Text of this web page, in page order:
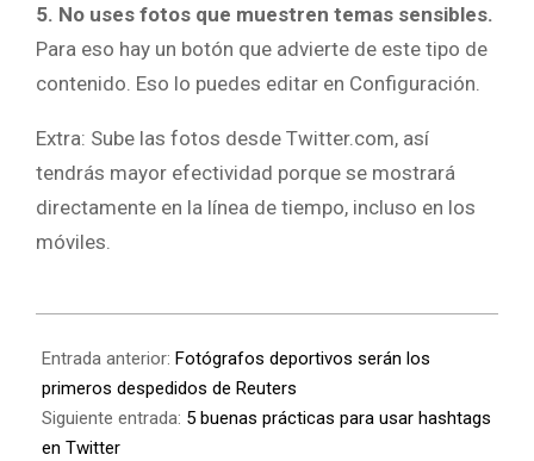
5. No uses fotos que muestren temas sensibles.
Para eso hay un botón que advierte de este tipo de
contenido. Eso lo puedes editar en Configuración.
Extra: Sube las fotos desde Twitter.com, así
tendrás mayor efectividad porque se mostrará
directamente en la línea de tiempo, incluso en los
móviles.
Entrada anterior: Fotógrafos deportivos serán los
primeros despedidos de Reuters
Siguiente entrada: 5 buenas prácticas para usar hashtags
en Twitter